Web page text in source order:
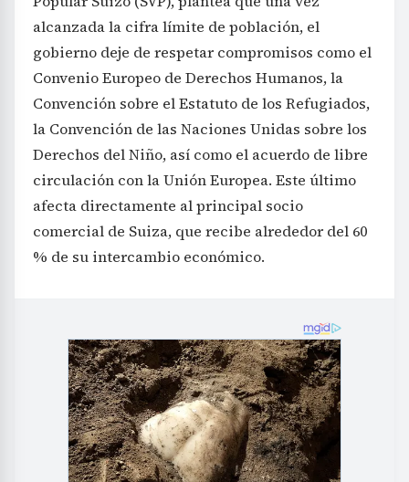
alcanzada la cifra límite de población, el
gobierno deje de respetar compromisos como el
Convenio Europeo de Derechos Humanos, la
Convención sobre el Estatuto de los Refugiados,
la Convención de las Naciones Unidas sobre los
Derechos del Niño, así como el acuerdo de libre
circulación con la Unión Europea. Este último
afecta directamente al principal socio
comercial de Suiza, que recibe alrededor del 60
% de su intercambio económico.